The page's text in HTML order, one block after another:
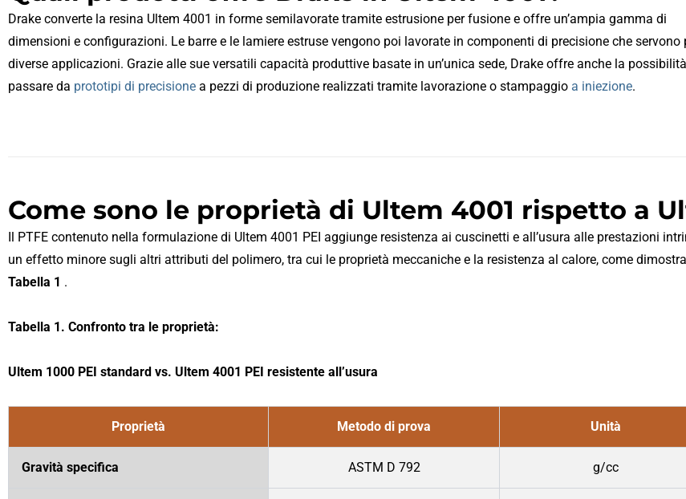
Drake converte la resina Ultem 4001 in forme semilavorate tramite estrusione per fusione e offre un’ampia gamma di
dimensioni e configurazioni. Le barre e le lamiere estruse vengono poi lavorate in componenti di precisione che servono
diverse applicazioni. Grazie alle sue versatili capacità produttive basate in un’unica sede, Drake offre anche la
passare da prototipi di precisione a pezzi di produzione realizzati tramite lavorazione o stampaggio a iniezione.
Come sono le proprietà di Ultem 4001 rispetto a
Il PTFE contenuto nella formulazione di Ultem 4001 PEI aggiunge resistenza ai cuscinetti e all’usura alle prestazioni
un effetto minore sugli altri attributi del polimero, tra cui le proprietà meccaniche e la resistenza al calore, come
Tabella 1 .
Tabella 1. Confronto tra le proprietà:
Ultem 1000 PEI standard vs. Ultem 4001 PEI resistente all’usura
Proprietà Metodo di prova Unità
Gravità specifica ASTM D 792 g/cc